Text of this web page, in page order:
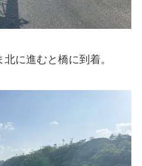
に進むと橋に到着。